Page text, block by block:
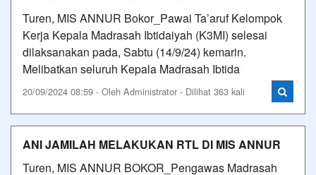
Turen, MIS ANNUR Bokor_Pawai Ta’aruf Kelompok
Kerja Kepala Madrasah Ibtidaiyah (K3MI) selesai
dilaksanakan pada, Sabtu (14/9/24) kemarin.
Melibatkan seluruh Kepala Madrasah Ibtida
20/09/2024 08:59 - Oleh Administrator - Dilihat 363 kali
ANI JAMILAH MELAKUKAN RTL DI MIS ANNUR
Turen, MIS ANNUR BOKOR_Pengawas Madrasah